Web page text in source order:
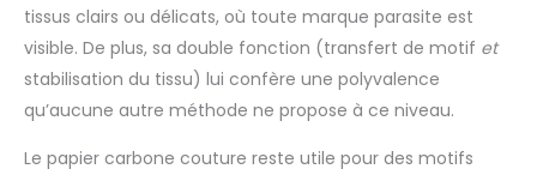
tissus clairs ou délicats, où toute marque parasite est
visible. De plus, sa double fonction (transfert de motif et
stabilisation du tissu) lui confère une polyvalence
qu’aucune autre méthode ne propose à ce niveau.
Le papier carbone couture reste utile pour des motifs